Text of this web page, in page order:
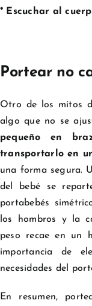
* Escuchar al
Portear no
Otro de los mitos
algo que no se
pequeño en
transportarlo en
una forma segura.
del bebé se
portabebés
los hombros y la
peso recae en un
importancia de
necesidades del
En resumen,